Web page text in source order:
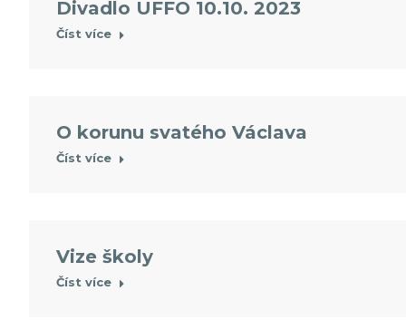
Divadlo UFFO 10.10. 2023
Číst více
O korunu svatého Václava
Číst více
Vize školy
Číst více